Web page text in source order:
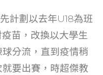
計劃以去年U18為班
苗，改換以大學生
分流，直到疫情稍
要出賽，時超傑教